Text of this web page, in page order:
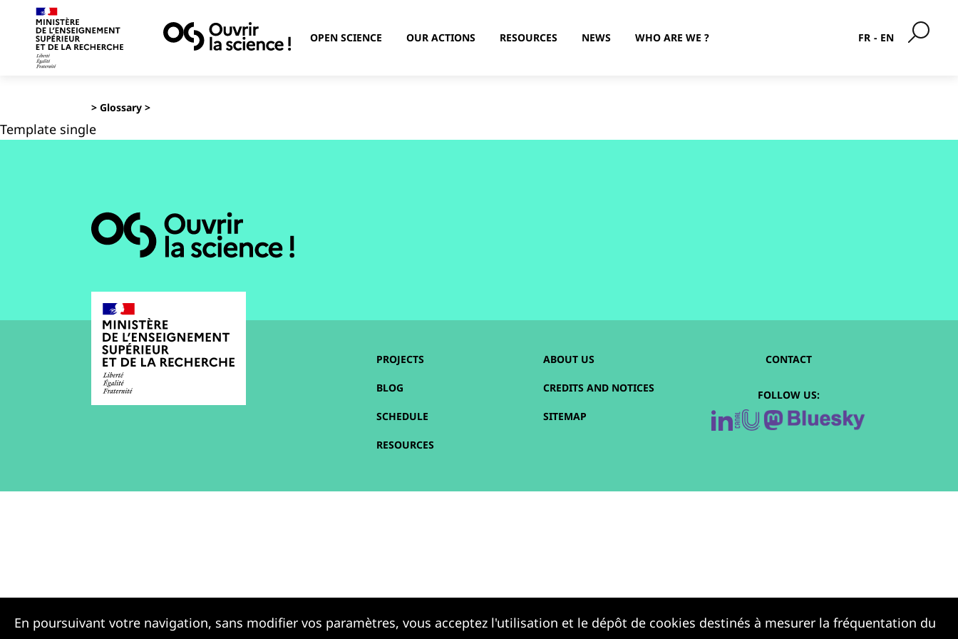
OPEN SCIENCE OUR ACTIONS RESOURCES NEWS WHO ARE WE ? FR EN
> Glossary>
Template single
PROJECTS
BLOG
SCHEDULE
RESOURCES
ABOUT US
CREDITS AND NOTICES
SITEMAP
CONTACT
FOLLOW US:
En poursuivant votre navigation, sans modifier vos paramètres, vous acceptez l'utilisation et le dépôt de cookies destinés à mesurer la fréquentation du